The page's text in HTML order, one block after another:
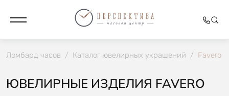
Ломбард часов / Каталог ювелирных украшений / Favero
ЮВЕЛИРНЫЕ ИЗДЕЛИЯ FAVERO